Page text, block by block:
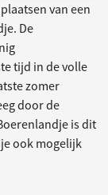
van een
De
tijd in de volle
zomer
door de
is dit
ook mogelijk